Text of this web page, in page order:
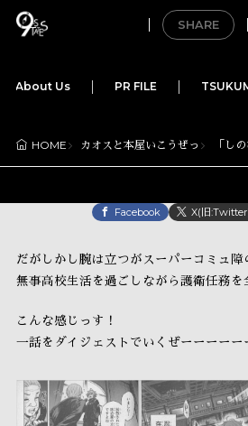
SHARE
About Us PR FILE
HOME カオスと本屋いこうぜっ 「し
Facebook X(旧
だがしかし腕は立つがスーパーコミュ障
無事高校生活を過ごしながら護衛任務を
こんな感じっす！
一話をダイジェストでいくぜーーーーー